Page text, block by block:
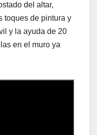
del altar,
toques de pintura y
y la ayuda de 20
en el muro ya